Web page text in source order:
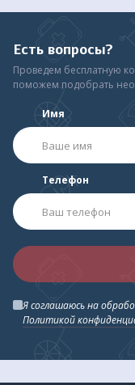
Есть вопросы?
Проведем бесплатную
поможем подобрать
Имя
Телефон
Я соглашаюсь на
Политикой